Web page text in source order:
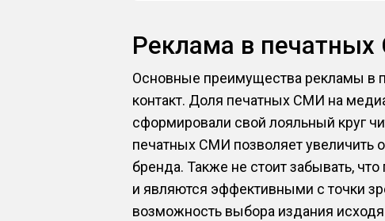
Реклама в
Основные преимущества рекламы в
контакт. Доля печатных СМИ на
сформировали свой лояльный круг
печатных СМИ позволяет увеличить
бренда. Также не стоит забывать,
и являются эффективными с точки
возможность выбора издания